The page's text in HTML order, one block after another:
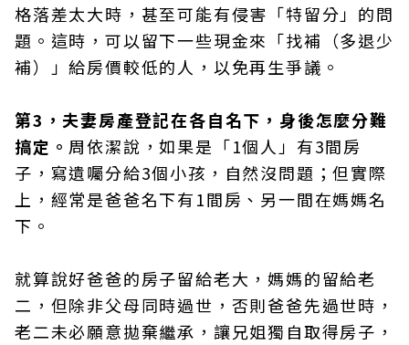
格落差太大時，甚至可能有侵害「特留分」的問
題。這時，可以留下一些現金來「找補（多退少
補）」給房價較低的人，以免再生爭議。
第3，夫妻房產登記在各自名下，身後怎麼分難
搞定。 周依潔說，如果是「1個人」有3間房
子，寫遺囑分給3個小孩，自然沒問題；但實際
上，經常是爸爸名下有1間房、另一間在媽媽名
下。
就算說好爸爸的房子留給老大，媽媽的留給老
二，但除非父母同時過世，否則爸爸先過世時，
老二未必願意拋棄繼承，讓兄姐獨自取得房子，